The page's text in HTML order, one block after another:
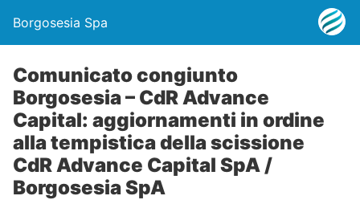
Borgosesia Spa
Comunicato congiunto
Borgosesia – CdR Advance
Capital: aggiornamenti in ordine
alla tempistica della scissione
CdR Advance Capital SpA /
Borgosesia SpA